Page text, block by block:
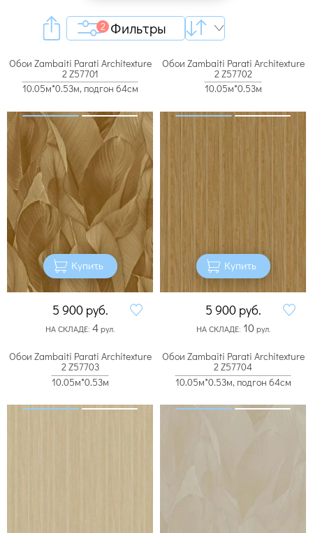
Фильтры
2
Обои Zambaiti Parati Architexture
2 Z57701
10.05м*0.53м, подгон 64см
Купить
5 900 руб.
НА СКЛАДЕ: 4рул.
Обои Zambaiti Parati Architexture
2 Z57702
10.05м*0.53м
Купить
5 900 руб.
НА СКЛАДЕ: 10рул.
Обои Zambaiti Parati Architexture
2 Z57703
10.05м*0.53м
Обои Zambaiti Parati Architexture
2 Z57704
10.05м*0.53м, подгон 64см